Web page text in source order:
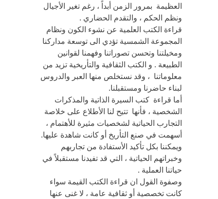
العظيمة بمرور الزمن أبداً ، رغم تغير الأجيال
ونظم الحكم ، والتقدم الحضاري .
قراءة الكتب العلمية عن نشوء الكون ونظام
المجموعة الشمسية تؤدي الى توسعة مداركنا
ومخيلتنا وتحسن تصوراتنا وفهمنا لقوانين
الطبيعة . و الكتب الثقافية والتأريخية تزيد من
معلوماتنا ، وقد نستخلص منها العبر والدروس
لبناء حاضرنا ومستقبلنا.
أما قراءة كتب السيرة الذاتية والمذكرات
الشخصية ، فأنها تتيح لنا الأطلاع على خلاصة
التجارب الحياتية لشخصيات مثيرة للأهتمام ،
أسهمت في صنع التأريخ أو كانت شاهدة عليها.
ويمكننا بكل تأكيد الأستفادة من تجاربهم
وخبراتهم الحياتية ، التي قد تفيدنا مستقبلاً في
حياتنا العملية .
وصفوة القول ان قراءة الكتب القيمة سواء
كانت تخصصية أو ثقافية عامة ، لا غنى عنها